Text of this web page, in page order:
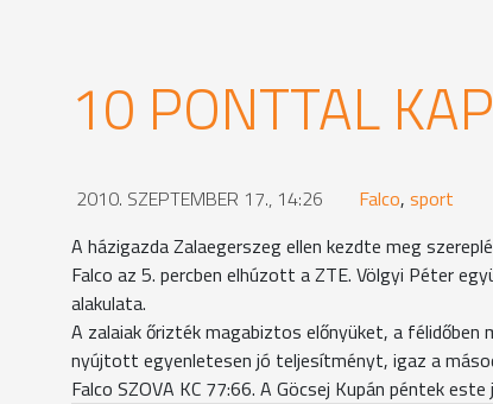
10 PONTTAL
2010. SZEPTEMBER 17., 14:26 Falco, sport
A házigazda Zalaegerszeg ellen kezdte meg
Falco az 5. percben elhúzott a ZTE. Völgyi Péter
alakulata.
A zalaiak őrizték magabiztos előnyüket, a
nyújtott egyenletesen jó teljesítményt, igaz a
Falco SZOVA KC 77:66. A Göcsej Kupán péntek